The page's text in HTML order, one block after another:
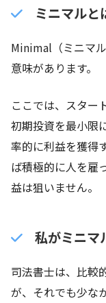
ミニマルと
Minimal（ミニマ
意味があります。
ここでは、スター
初期投資を最小限
率的に利益を獲得
ば積極的に人を雇
益は狙いません。
私がミニマ
司法書士は、比較
が、それでも少な